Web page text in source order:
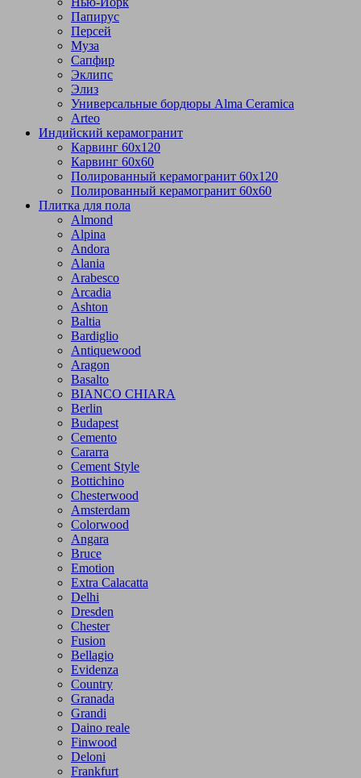
Папирус
Персей
Муза
Сапфир
Эклипс
Элиз
Универсальные бордюры Alma Ceramica
Arteo
Индийский керамогранит
Карвинг 60х120
Карвинг 60х60
Полированный керамогранит 60х120
Полированный керамогранит 60х60
Плитка для пола
Almond
Alpina
Andora
Alania
Arabesco
Arcadia
Ashton
Baltia
Bardiglio
Antiquewood
Aragon
Basalto
BIANCO CHIARA
Berlin
Budapest
Cemento
Cararra
Cement Style
Bottichino
Chesterwood
Amsterdam
Colorwood
Angara
Bruce
Emotion
Extra Calacatta
Delhi
Dresden
Chester
Fusion
Bellagio
Evidenza
Country
Granada
Grandi
Daino reale
Finwood
Deloni
Frankfurt